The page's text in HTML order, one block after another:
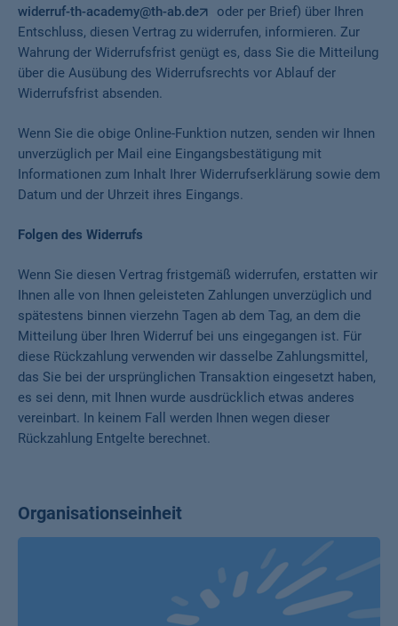
widerruf-th-academy@th-ab.de
oder per Brief) über Ihren
Entschluss, diesen Vertrag zu widerrufen, informieren. Zur
Wahrung der Widerrufsfrist genügt es, dass Sie die Mitteilung
über die Ausübung des Widerrufsrechts vor Ablauf der
Widerrufsfrist absenden.
Wenn Sie die obige Online-Funktion nutzen, senden wir Ihnen
unverzüglich per Mail eine Eingangsbestätigung mit
Informationen zum Inhalt Ihrer Widerrufserklärung sowie dem
Datum und der Uhrzeit ihres Eingangs.
Folgen des Widerrufs
Wenn Sie diesen Vertrag fristgemäß widerrufen, erstatten wir
Ihnen alle von Ihnen geleisteten Zahlungen unverzüglich und
spätestens binnen vierzehn Tagen ab dem Tag, an dem die
Mitteilung über Ihren Widerruf bei uns eingegangen ist. Für
diese Rückzahlung verwenden wir dasselbe Zahlungsmittel,
das Sie bei der ursprünglichen Transaktion eingesetzt haben,
es sei denn, mit Ihnen wurde ausdrücklich etwas anderes
vereinbart. In keinem Fall werden Ihnen wegen dieser
Rückzahlung Entgelte berechnet.
Organisationseinheit